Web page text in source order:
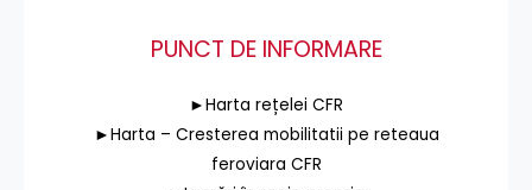
PUNCT DE INFORMARE
►Harta rețelei CFR
►Harta – Cresterea mobilitatii pe reteaua
feroviara CFR